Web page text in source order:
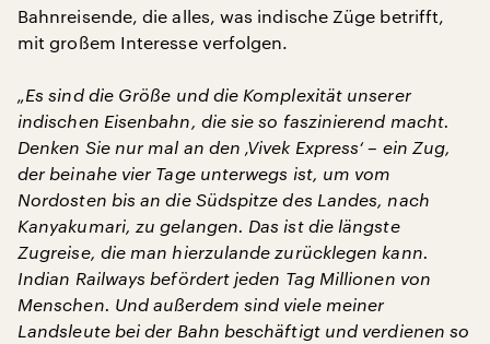
Bahnreisende, die alles, was indische Züge betrifft,
mit großem Interesse verfolgen.
„Es sind die Größe und die Komplexität unserer
indischen Eisenbahn, die sie so faszinierend macht.
Denken Sie nur mal an den ‚Vivek Express‘ – ein Zug,
der beinahe vier Tage unterwegs ist, um vom
Nordosten bis an die Südspitze des Landes, nach
Kanyakumari, zu gelangen. Das ist die längste
Zugreise, die man hierzulande zurücklegen kann.
Indian Railways befördert jeden Tag Millionen von
Menschen. Und außerdem sind viele meiner
Landsleute bei der Bahn beschäftigt und verdienen so